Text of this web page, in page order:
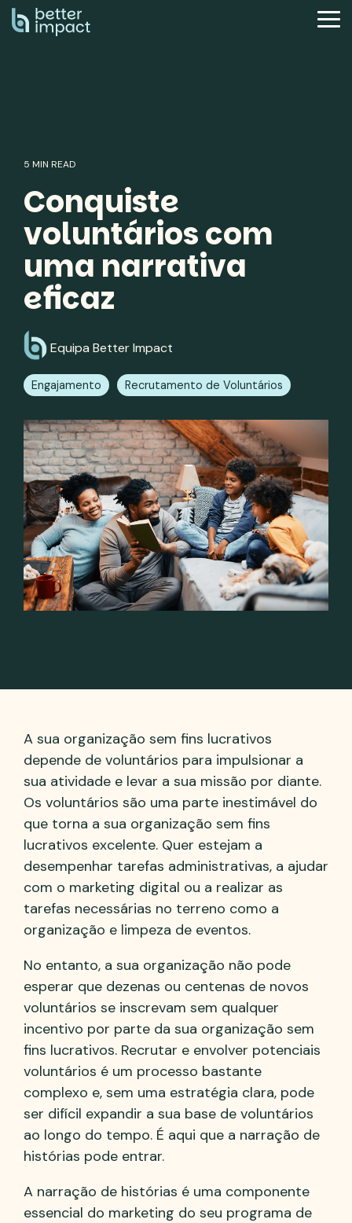
Skip
to
5 MIN READ
Conquiste
voluntários com
uma narrativa
eficaz
Equipa Better Impact
Engajamento Recrutamento de Voluntários
A sua organização sem fins lucrativos
depende de voluntários para impulsionar a
sua atividade e levar a sua missão por diante.
Os voluntários são uma parte inestimável do
que torna a sua organização sem fins
lucrativos excelente. Quer estejam a
desempenhar tarefas administrativas, a ajudar
com o marketing digital ou a realizar as
tarefas necessárias no terreno como a
organização e limpeza de eventos.
No entanto, a sua organização não pode
esperar que dezenas ou centenas de novos
voluntários se inscrevam sem qualquer
incentivo por parte da sua organização sem
fins lucrativos. Recrutar e envolver potenciais
voluntários é um processo bastante
complexo e, sem uma estratégia clara, pode
ser difícil expandir a sua base de voluntários
ao longo do tempo. É aqui que a narração de
histórias pode entrar.
A narração de histórias é uma componente
essencial do marketing do seu programa de